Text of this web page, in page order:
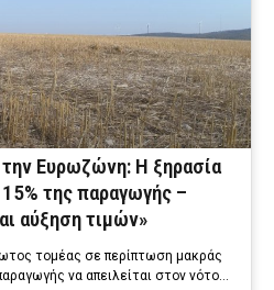
Ευρωζώνη: Η ξηρασία
της παραγωγής –
αύξηση τιμών»
τομέας σε περίπτωση μακράς
να απειλείται στον νότο…